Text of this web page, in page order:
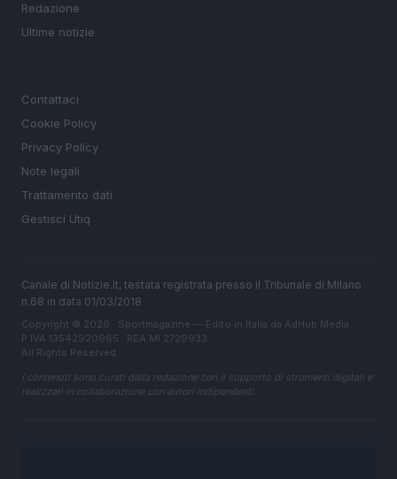
Redazione
Ultime notizie
Contattaci
Cookie Policy
Privacy Policy
Note legali
Trattamento dati
Gestisci Utiq
Canale di Notizie.it, testata registrata presso il Tribunale di Milano
n.68 in data 01/03/2018
Copyright © 2026 · Sportmagazine — Edito in Italia da AdHub Media
P.IVA 13542920965 · REA MI 2729933
All Rights Reserved
I contenuti sono curati dalla redazione con il supporto di strumenti digitali e
realizzati in collaborazione con autori indipendenti.